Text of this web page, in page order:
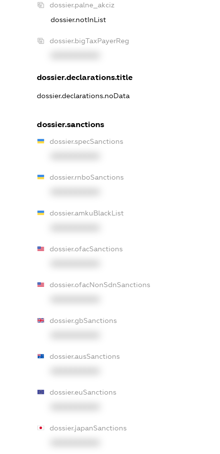
dossier.palne_akciz
dossier.notInList
dossier.bigTaxPayerReg
dossier.declarations.title
dossier.declarations.noData
dossier.sanctions
dossier.specSanctions
dossier.rnboSanctions
dossier.amkuBlackList
dossier.ofacSanctions
dossier.ofacNonSdnSanctions
dossier.gbSanctions
dossier.ausSanctions
dossier.euSanctions
dossier.japanSanctions